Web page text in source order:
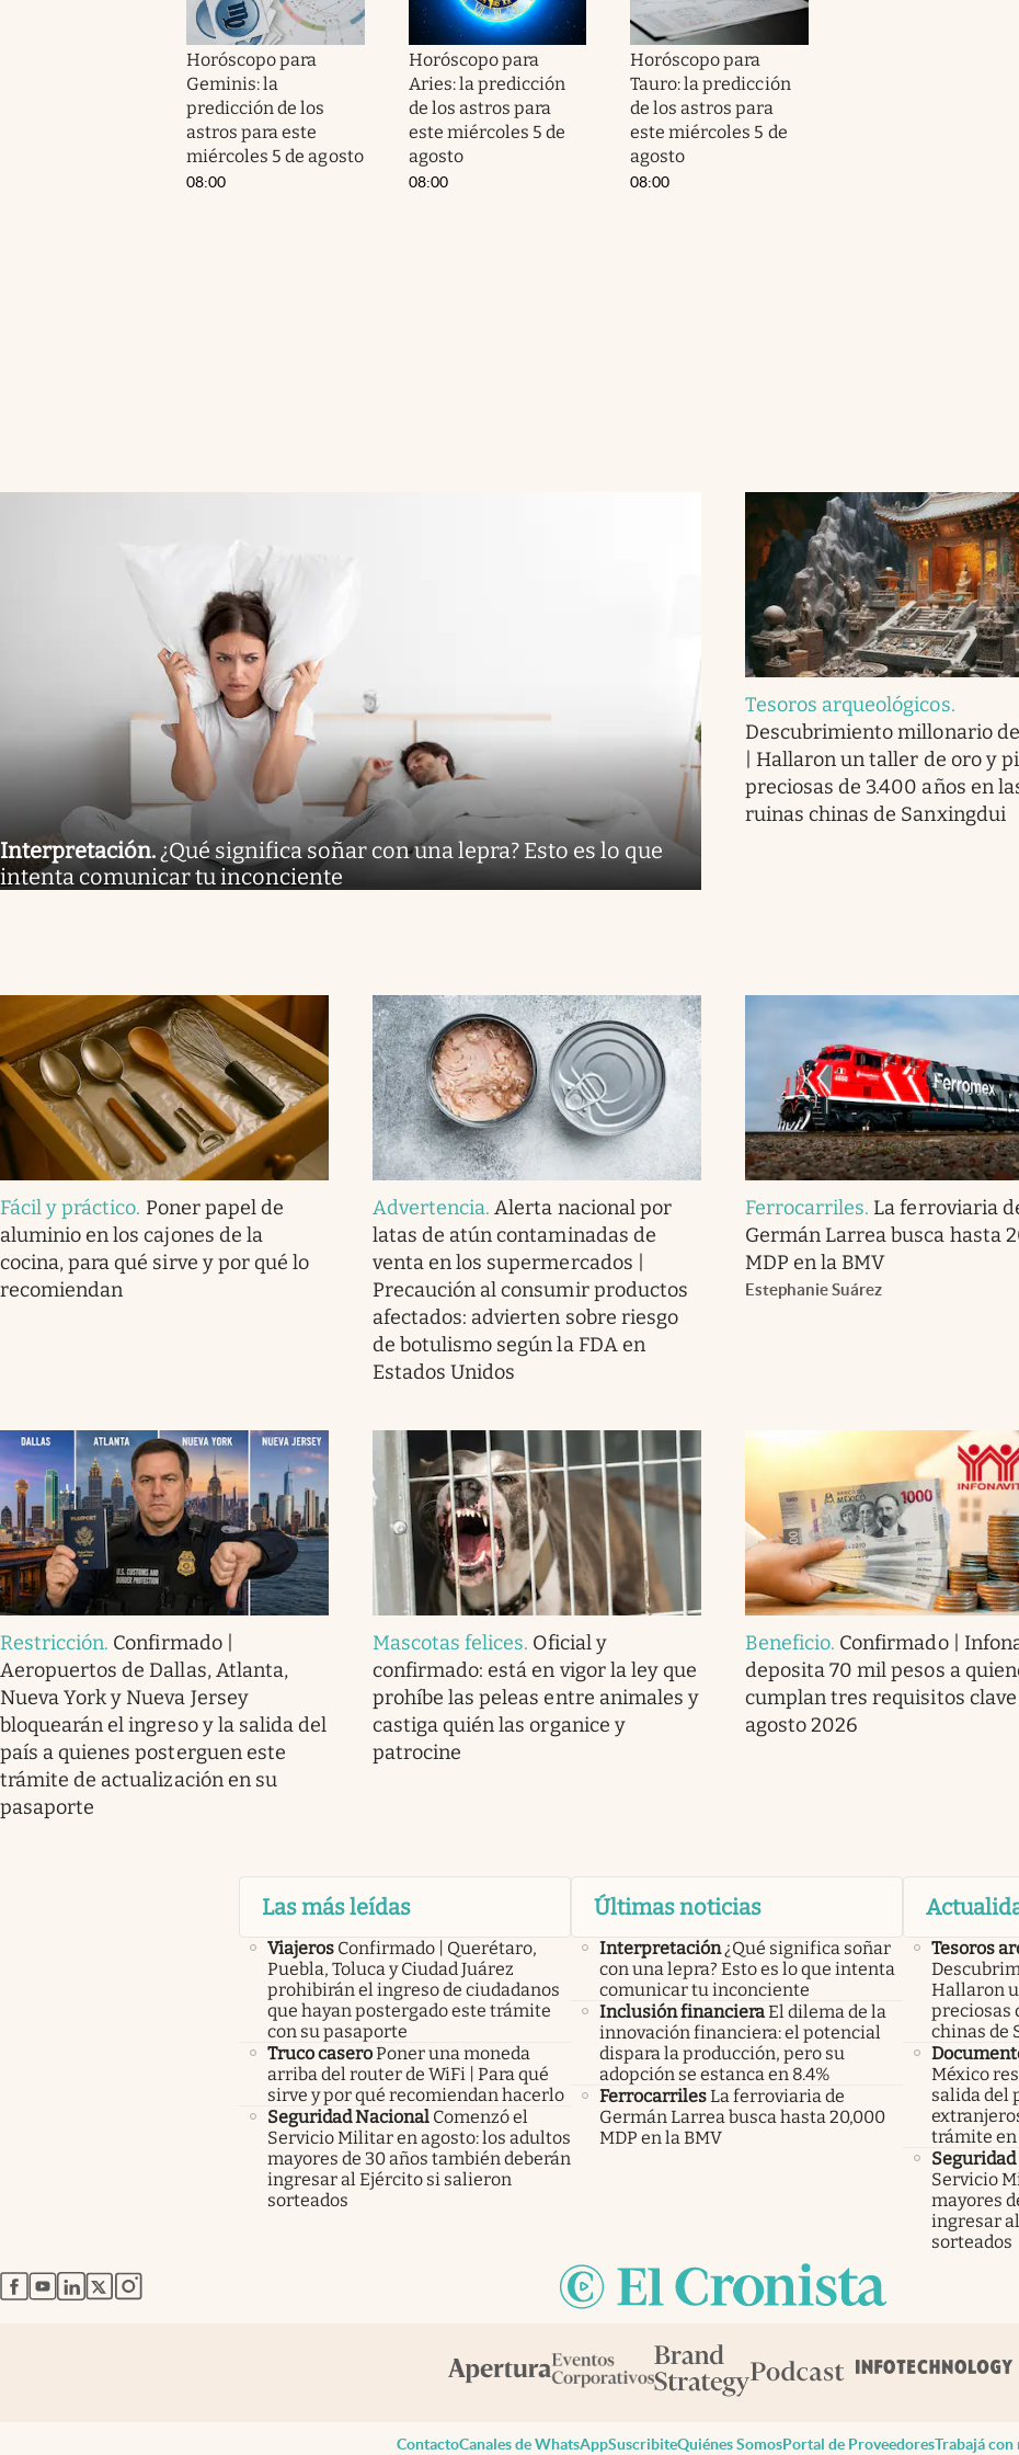
Horóscopo para
Geminis: la
predicción de los
astros para este
miércoles 5 de agosto
08:00
Horóscopo para
Aries: la predicción
de los astros para
este miércoles 5 de
agosto
08:00
Horóscopo para
Tauro: la predicción
de los astros para
este miércoles 5 de
agosto
08:00
Interpretación. ¿Qué significa soñar con una lepra? Esto es lo que
intenta comunicar tu inconciente
Tesoros arqueológicos.
Descubrimiento millonario
| Hallaron un taller de oro y
preciosas de 3.400 años en
ruinas chinas de Sanxingdui
Fácil y práctico. Poner papel de
aluminio en los cajones de la
cocina, para qué sirve y por qué lo
recomiendan
Advertencia.Alerta nacional por
latas de atún contaminadas de
venta en los supermercados |
Precaución al consumir productos
afectados: advierten sobre riesgo
de botulismo según la FDA en
Estados Unidos
Ferrocarriles. La ferroviaria
Germán Larrea busca hasta
MDP en la BMV
Estephanie Suárez
Restricción. Confirmado |
Aeropuertos de Dallas, Atlanta,
Nueva York y Nueva Jersey
bloquearán el ingreso y la salida del
país a quienes posterguen este
trámite de actualización en su
pasaporte
Mascotas felices. Oficial y
confirmado: está en vigor la ley que
prohíbe las peleas entre animales y
castiga quién las organice y
patrocine
Beneficio. Confirmado |
deposita 70 mil pesos a
cumplan tres requisitos
agosto 2026
Las más leídas
Viajeros Confirmado | Querétaro,
Puebla, Toluca y Ciudad Juárez
prohibirán el ingreso de ciudadanos
que hayan postergado este trámite
con su pasaporte
Truco caseroPoner una moneda
arriba del router de WiFi | Para qué
sirve y por qué recomiendan hacerlo
Seguridad Nacional Comenzó el
Servicio Militar en agosto: los adultos
mayores de 30 años también deberán
ingresar al Ejército si salieron
sorteados
Últimas noticias
Interpretación ¿Qué significa soñar
con una lepra? Esto es lo que intenta
comunicar tu inconciente
Inclusión financieraEl dilema de la
innovación financiera: el potencial
dispara la producción, pero su
adopción se estanca en 8.4%
FerrocarrilesLa ferroviaria de
Germán Larrea busca hasta 20,000
MDP en la BMV
Tesoros
Hallaron
preciosas
chinas de
México
salida del
trámite
Servicio
mayores
ingresar
sorteados
abre en nueva pestaña
abre en nueva pestaña
abre en nueva pestaña
abre en nueva pestaña
abre en nueva pestaña
ContactoCanales de WhatsAppSuscribiteQuiénes SomosPortal de ProveedoresTrabajá con